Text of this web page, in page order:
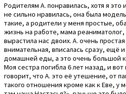
Родителям А. понравилась, хотя я это
не сильно нравилась, она была
такие, а родители у меня простые,
жизнь на работе, мама
вырастила нас двоих. А. очень
внимательная, вписалась сразу, ещё
домашней еды, а это очень большой
Моя сестра погибла 6 лет назад, и
говорит, что А. это её утешение, от
такого отношения кроме как к Еве, у